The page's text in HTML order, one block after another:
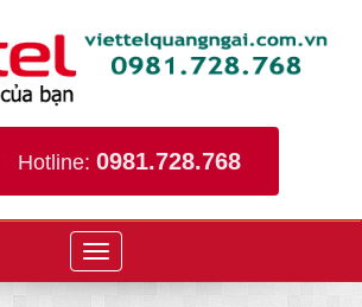
Hotline: 0981.728.768
Toggle
navigation